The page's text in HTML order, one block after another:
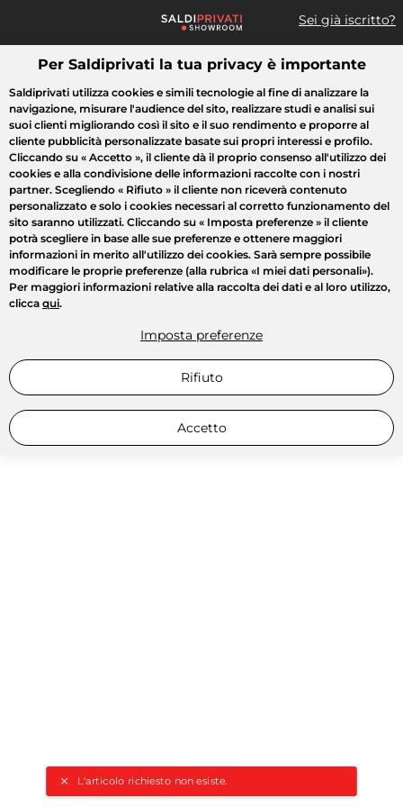
Sei già iscritto?
Cosa cerchi?
L'articolo richiesto non esiste.
Tutte le vendite Moda Casa Bellezza Elettrodomestici
Per Saldiprivati la tua privacy è importante
Saldiprivati utilizza cookies e simili tecnologie al fine di analizzare la
navigazione, misurare l'audience del sito, realizzare studi e analisi sui
suoi clienti migliorando così il sito e il suo rendimento e proporre al
cliente pubblicità personalizzate basate sui propri interessi e profilo.
Cliccando su « Accetto », il cliente dà il proprio consenso all'utilizzo dei
cookies e alla condivisione delle informazioni raccolte con i nostri
partner. Scegliendo « Rifiuto » il cliente non riceverà contenuto
personalizzato e solo i cookies necessari al corretto funzionamento del
sito saranno utilizzati. Cliccando su « Imposta preferenze » il cliente
potrà scegliere in base alle sue preferenze e ottenere maggiori
informazioni in merito all'utilizzo dei cookies. Sarà sempre possibile
modificare le proprie preferenze (alla rubrica «I miei dati personali»).
Per maggiori informazioni relative alla raccolta dei dati e al loro utilizzo,
clicca qui.
Imposta preferenze
Rifiuto
Accetto